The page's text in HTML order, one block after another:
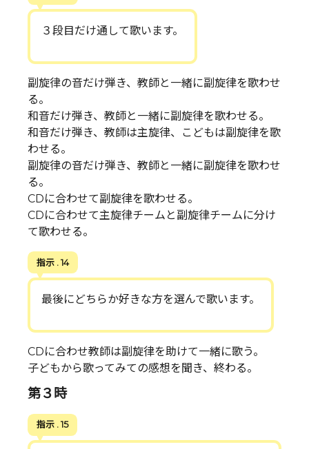
３段目だけ通して歌います。
副旋律の音だけ弾き、教師と一緒に副旋律を歌わせ
る。
和音だけ弾き、教師と一緒に副旋律を歌わせる。
和音だけ弾き、教師は主旋律、こどもは副旋律を歌
わせる。
副旋律の音だけ弾き、教師と一緒に副旋律を歌わせ
る。
CDに合わせて副旋律を歌わせる。
CDに合わせて主旋律チームと副旋律チームに分け
て歌わせる。
指示 . 14
最後にどちらか好きな方を選んで歌います。
CDに合わせ教師は副旋律を助けて一緒に歌う。
子どもから歌ってみての感想を聞き、終わる。
第３時
指示 . 15